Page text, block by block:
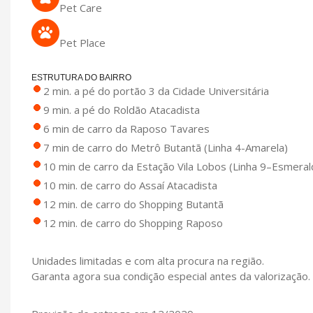
Pet Care
Pet Place
ESTRUTURA DO BAIRRO
2 min. a pé do portão 3 da Cidade Universitária
9 min. a pé do Roldão Atacadista
6 min de carro da Raposo Tavares
7 min de carro do Metrô Butantã (Linha 4-Amarela)
10 min de carro da Estação Vila Lobos (Linha
10 min. de carro do Assaí Atacadista
12 min. de carro do Shopping Butantã
12 min. de carro do Shopping Raposo
Unidades limitadas e com alta procura na região.
Garanta agora sua condição especial antes da valorização.